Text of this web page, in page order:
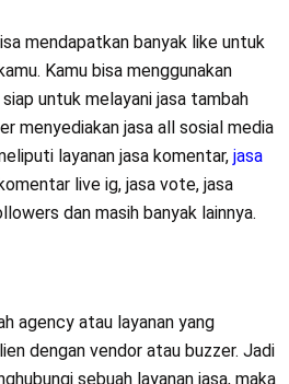
mendapatkan banyak like untuk
Kamu bisa menggunakan
siap untuk melayani jasa tambah
menyediakan jasa all sosial media
layanan jasa komentar, jasa
live ig, jasa vote, jasa
dan masih banyak lainnya.
agency atau layanan yang
dengan vendor atau buzzer. Jadi
sebuah layanan jasa, maka